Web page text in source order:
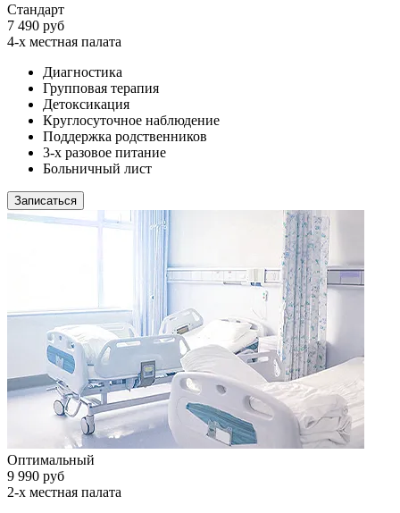
Стандарт
7 490 руб
4-х местная палата
Диагностика
Групповая терапия
Детоксикация
Круглосуточное наблюдение
Поддержка родственников
3-х разовое питание
Больничный лист
Записаться
Оптимальный
9 990 руб
2-х местная палата